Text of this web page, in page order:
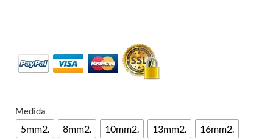
Medida
5mm2. 8mm2. 10mm2. 13mm2.
16mm2.